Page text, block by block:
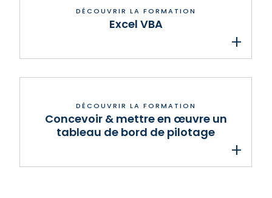
Excel VBA
Concevoir & mettre en œuvre un
tableau de bord de pilotage